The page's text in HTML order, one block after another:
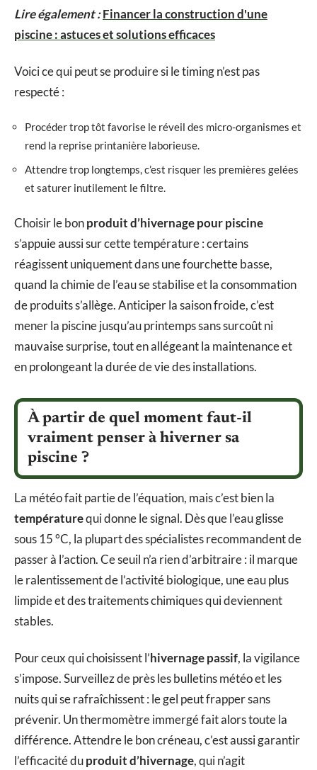
Lire également :Financer la construction d'une
piscine : astuces et solutions efficaces
Voici ce qui peut se produire si le timing n’est pas
respecté :
Procéder trop tôt favorise le réveil des micro-organismes et
rend la reprise printanière laborieuse.
Attendre trop longtemps, c’est risquer les premières gelées
et saturer inutilement le filtre.
Choisir le bonproduit d’hivernage pour piscine
s’appuie aussi sur cette température : certains
réagissent uniquement dans une fourchette basse,
quand la chimie de l’eau se stabilise et la consommation
de produits s’allège. Anticiper la saison froide, c’est
mener la piscine jusqu’au printemps sans surcoût ni
mauvaise surprise, tout en allégeant la maintenance et
en prolongeant la durée de vie des installations.
À partir de quel moment faut-il
vraiment penser à hiverner sa
piscine ?
La météo fait partie de l’équation, mais c’est bien la
températurequi donne le signal. Dès que l’eau glisse
sous 15 °C, la plupart des spécialistes recommandent de
passer à l’action. Ce seuil n’a rien d’arbitraire : il marque
le ralentissement de l’activité biologique, une eau plus
limpide et des traitements chimiques qui deviennent
stables.
Pour ceux qui choisissent l’hivernage passif, la vigilance
s’impose. Surveillez de près les bulletins météo et les
nuits qui se rafraîchissent : le gel peut frapper sans
prévenir. Un thermomètre immergé fait alors toute la
différence. Attendre le bon créneau, c’est aussi garantir
l’efficacité duproduit d’hivernage, qui n’agit